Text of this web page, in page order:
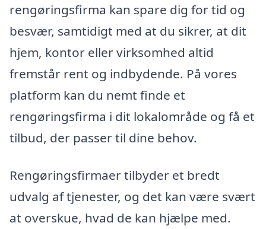
rengøringsfirma kan spare dig for tid og
besvær, samtidigt med at du sikrer, at dit
hjem, kontor eller virksomhed altid
fremstår rent og indbydende. På vores
platform kan du nemt finde et
rengøringsfirma i dit lokalområde og få et
tilbud, der passer til dine behov.
Rengøringsfirmaer tilbyder et bredt
udvalg af tjenester, og det kan være svært
at overskue, hvad de kan hjælpe med.